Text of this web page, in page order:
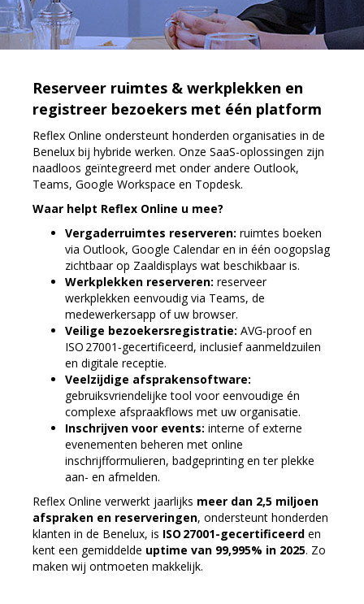
Reserveer ruimtes & werkplekken en
registreer bezoekers met één platform
Reflex Online ondersteunt honderden organisaties in de
Benelux bij hybride werken. Onze SaaS-oplossingen zijn
naadloos geïntegreerd met onder andere Outlook,
Teams, Google Workspace en Topdesk.
Waar helpt Reflex Online u mee?
Vergaderruimtes reserveren: ruimtes boeken
via Outlook, Google Calendar en in één oogopslag
zichtbaar op Zaaldisplays wat beschikbaar is.
Werkplekken reserveren: reserveer
werkplekken eenvoudig via Teams, de
medewerkersapp of uw browser.
Veilige bezoekersregistratie: AVG‑proof en
ISO 27001‑gecertificeerd, inclusief aanmeldzuilen
en digitale receptie.
Veelzijdige afsprakensoftware:
gebruiksvriendelijke tool voor eenvoudige én
complexe afspraakflows met uw organisatie.
Inschrijven voor events: interne of externe
evenementen beheren met online
inschrijfformulieren, badgeprinting en ter plekke
aan- en afmelden.
Reflex Online verwerkt jaarlijks meer dan 2,5 miljoen
afspraken en reserveringen, ondersteunt honderden
klanten in de Benelux, is ISO 27001-gecertificeerd en
kent een gemiddelde uptime van 99,995% in 2025. Zo
maken wij ontmoeten makkelijk.